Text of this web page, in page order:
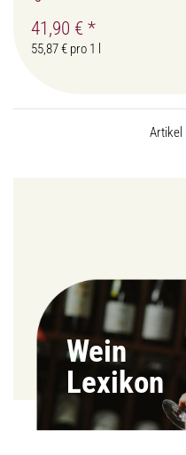
41,90 € *
55,87 € pro 1 l
Artikel
Wein
Lexikon